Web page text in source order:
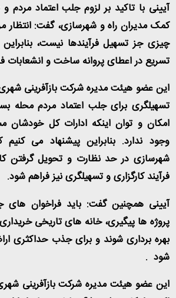
آیینی با تاکید بر لزوم جلب اعتماد مردم
کمک مدیران راه و شهرسازی، گفت: انتظار
چیزی جز تسهیل فرآیندها نیست، بنابراین
تسریع در اعطای پروانه ساخت و انشعابات
این عضو هیئت مدیره شرکت بازآفرینی شهری
تسهیلگری برای جلب اعتماد مردم محله
امکان و توان اینکه ادارات کل خودشان
وجود ندارد. بنابراین پیشنهاد می
شهرسازی در حد نظارت و تحویل گرفتن کار
فرآیند کارگزاری و تسهیلگری نیز فراهم شود.
آیینی همچنین گفت: باید فراخوان های
پروژه ها پیگیری، خانه های تاریخی
بهره برداری شوند و برای جذب حداکثری
شود .
این عضو هیئت مدیره شرکت بازآفرینی